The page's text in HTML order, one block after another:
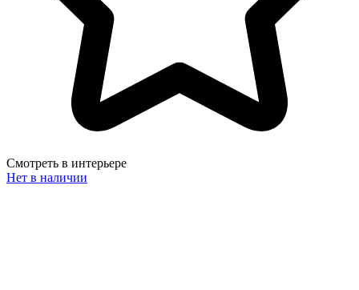
Смотреть в интерьере
Нет в наличии